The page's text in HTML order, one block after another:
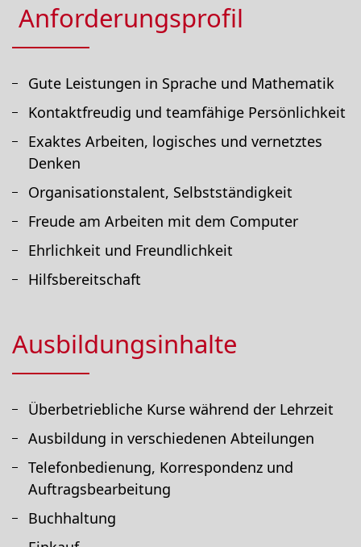
Anforderungsprofil
Gute Leistungen in Sprache und Mathematik
Kontaktfreudig und teamfähige Persönlichkeit
Exaktes Arbeiten, logisches und vernetztes
Denken
Organisationstalent, Selbstständigkeit
Freude am Arbeiten mit dem Computer
Ehrlichkeit und Freundlichkeit
Hilfsbereitschaft
Ausbildungsinhalte
Überbetriebliche Kurse während der Lehrzeit
Ausbildung in verschiedenen Abteilungen
Telefonbedienung, Korrespondenz und
Auftragsbearbeitung
Buchhaltung